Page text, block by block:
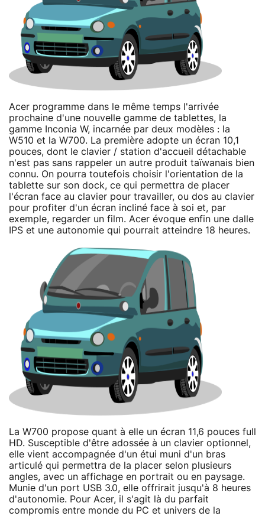
Acer programme dans le même temps l'arrivée
prochaine d'une nouvelle gamme de tablettes, la
gamme Inconia W, incarnée par deux modèles : la
W510 et la W700. La première adopte un écran 10,1
pouces, dont le clavier / station d'accueil détachable
n'est pas sans rappeler un autre produit taïwanais bien
connu. On pourra toutefois choisir l'orientation de la
tablette sur son dock, ce qui permettra de placer
l'écran face au clavier pour travailler, ou dos au clavier
pour profiter d'un écran incliné face à soi et, par
exemple, regarder un film. Acer évoque enfin une dalle
IPS et une autonomie qui pourrait atteindre 18 heures.
La W700 propose quant à elle un écran 11,6 pouces full
HD. Susceptible d'être adossée à un clavier optionnel,
elle vient accompagnée d'un étui muni d'un bras
articulé qui permettra de la placer selon plusieurs
angles, avec un affichage en portrait ou en paysage.
Munie d'un port USB 3.0, elle offrirait jusqu'à 8 heures
d'autonomie. Pour Acer, il s'agit là du parfait
compromis entre monde du PC et univers de la